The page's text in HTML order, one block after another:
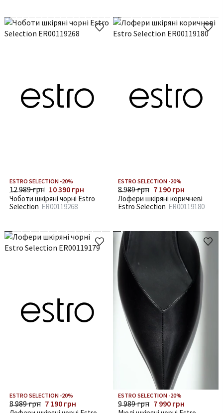
ESTRO SELECTION -20%
12 989 грн 10 390 грн
Чоботи шкіряні чорні Estro
Selection ER00119268
ESTRO SELECTION -20%
8 989 грн 7 190 грн
Лофери шкіряні коричневі
Estro Selection ER00119180
ESTRO SELECTION -20%
8 989 грн 7 190 грн
ESTRO SELECTION -20%
9 989 грн 7 990 грн